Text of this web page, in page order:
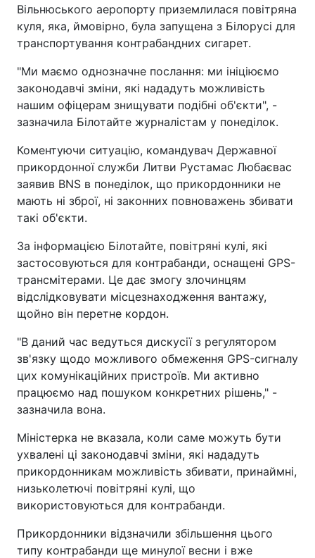
Вільнюського аеропорту приземлилася повітряна
куля, яка, ймовірно, була запущена з Білорусі для
транспортування контрабандних сигарет.
"Ми маємо однозначне послання: ми ініціюємо
законодавчі зміни, які нададуть можливість
нашим офіцерам знищувати подібні об'єкти", -
зазначила Білотайте журналістам у понеділок.
Коментуючи ситуацію, командувач Державної
прикордонної служби Литви Рустамас Любаєвас
заявив BNS в понеділок, що прикордонники не
мають ні зброї, ні законних повноважень збивати
такі об'єкти.
За інформацією Білотайте, повітряні кулі, які
застосовуються для контрабанди, оснащені GPS-
трансмітерами. Це дає змогу злочинцям
відслідковувати місцезнаходження вантажу,
щойно він перетне кордон.
"В даний час ведуться дискусії з регулятором
зв'язку щодо можливого обмеження GPS-сигналу
цих комунікаційних пристроїв. Ми активно
працюємо над пошуком конкретних рішень," -
зазначила вона.
Міністерка не вказала, коли саме можуть бути
ухвалені ці законодавчі зміни, які нададуть
прикордонникам можливість збивати, принаймні,
низьколетючі повітряні кулі, що
використовуються для контрабанди.
Прикордонники відзначили збільшення цього
типу контрабанди ще минулої весни і вже